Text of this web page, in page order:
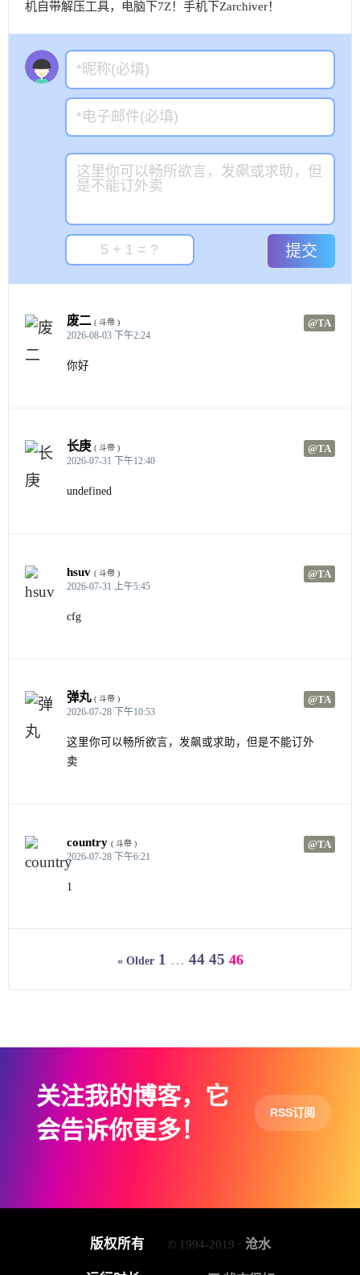
机自带解压工具，电脑下7Z！手机下Zarchiver！
提交
废二 @TA
( 斗帝 )
2026-08-03 下午2:24
你好
长庚 @TA
( 斗帝 )
2026-07-31 下午12:40
undefined
hsuv @TA
( 斗帝 )
2026-07-31 上午5:45
cfg
弹丸 @TA
( 斗帝 )
2026-07-28 下午10:53
这里你可以畅所欲言，发飙或求助，但是不能订外
卖
country @TA
( 斗帝 )
2026-07-28 下午6:21
1
« Older 1 … 44 45 46
关注我的博客，它
会告诉你更多！
RSS订阅
版权所有 © 1994-2019 · 沧水